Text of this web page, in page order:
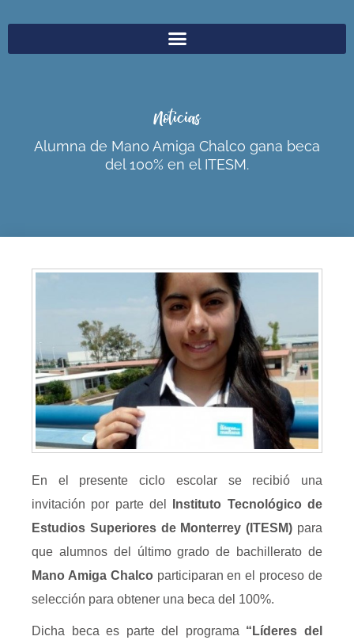
Noticias
Alumna de Mano Amiga Chalco gana beca
del 100% en el ITESM.
En el presente ciclo escolar se recibió una
invitación por parte del
Instituto Tecnológico de
Estudios Superiores de Monterrey (ITESM) para
que alumnos del último grado de bachillerato de
Mano Amiga Chalcoparticiparan en el proceso de
selección para obtener una beca del 100%.
Dicha beca es parte del programa “Líderes del